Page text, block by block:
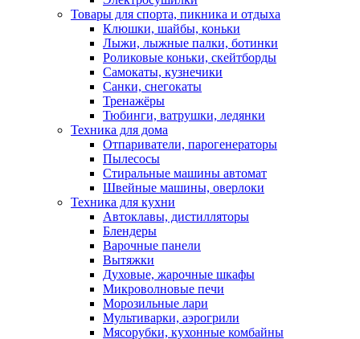
Товары для спорта, пикника и отдыха
Клюшки, шайбы, коньки
Лыжи, лыжные палки, ботинки
Роликовые коньки, скейтборды
Самокаты, кузнечики
Санки, снегокаты
Тренажёры
Тюбинги, ватрушки, ледянки
Техника для дома
Отпариватели, парогенераторы
Пылесосы
Стиральные машины автомат
Швейные машины, оверлоки
Техника для кухни
Автоклавы, дистилляторы
Блендеры
Варочные панели
Вытяжки
Духовые, жарочные шкафы
Микроволновые печи
Морозильные лари
Мультиварки, аэрогрили
Мясорубки, кухонные комбайны